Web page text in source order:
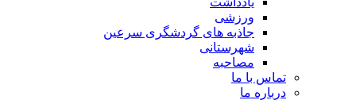
ورزشی
جاذبه های گردشگری سرعین
شهرستانی
مصاحبه
تماس با ما
درباره ما